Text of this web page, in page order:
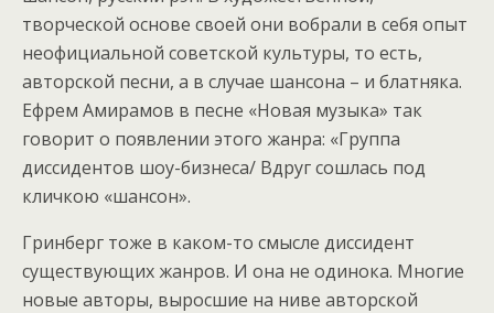
творческой основе своей они вобрали в себя опыт
неофициальной советской культуры, то есть,
авторской песни, а в случае шансона – и блатняка.
Ефрем Амирамов в песне «Новая музыка» так
говорит о появлении этого жанра: «Группа
диссидентов шоу-бизнеса/ Вдруг сошлась под
кличкою «шансон».
Гринберг тоже в каком-то смысле диссидент
существующих жанров. И она не одинока. Многие
новые авторы, выросшие на ниве авторской